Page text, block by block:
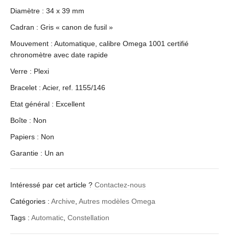
Diamètre : 34 x 39 mm
Cadran : Gris « canon de fusil »
Mouvement : Automatique, calibre Omega 1001 certifié
chronomètre avec date rapide
Verre : Plexi
Bracelet : Acier, ref. 1155/146
Etat général : Excellent
Boîte : Non
Papiers : Non
Garantie : Un an
Intéressé par cet article ? Contactez-nous
Catégories : Archive, Autres modèles Omega
Tags : Automatic, Constellation